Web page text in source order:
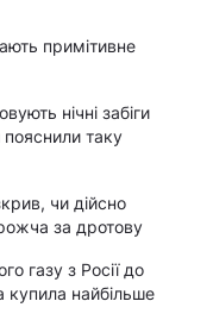
примітивне
нічні забіги
таку
чи дійсно
за дротову
газу з Росії до
купила найбільше